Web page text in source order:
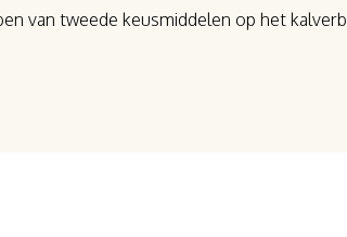
van tweede keusmiddelen op het